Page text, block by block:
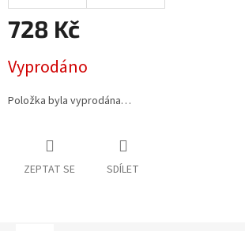
728 Kč
cena:
Vyprodáno
Položka byla vyprodána…
ZEPTAT SE SDÍLET